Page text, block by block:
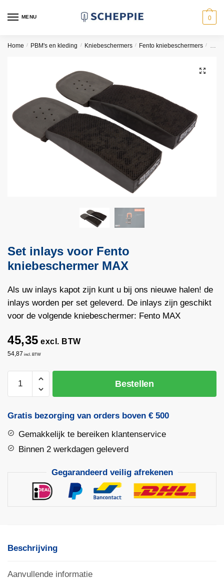
MENU 0
Home / PBM's en kleding / Kniebeschermers / Fento kniebeschermers / Set
🔍
Set inlays voor Fento
kniebeschermer MAX
Als uw inlays kapot zijn kunt u bij ons nieuwe halen! de
inlays worden per set geleverd. De inlays zijn geschikt
voor de volgende kniebeschermer: Fento MAX
45,35 excl. BTW
54,87 incl. BTW
inlays
Fento
MAX
aantal
Bestellen
Gratis bezorging van orders boven € 500
Gemakkelijk te bereiken klantenservice
Binnen 2 werkdagen geleverd
Gegarandeerd veilig afrekenen
Beschrijving
Aanvullende informatie